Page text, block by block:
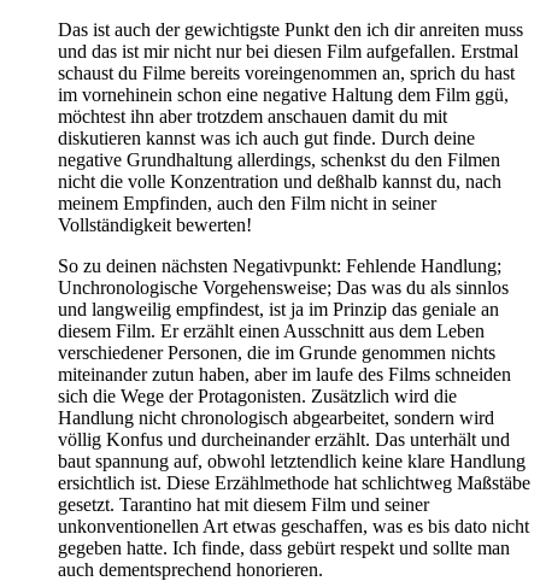
Das ist auch der gewichtigste Punkt den ich dir anreiten muss
und das ist mir nicht nur bei diesen Film aufgefallen. Erstmal
schaust du Filme bereits voreingenommen an, sprich du hast
im vornehinein schon eine negative Haltung dem Film ggü,
möchtest ihn aber trotzdem anschauen damit du mit
diskutieren kannst was ich auch gut finde. Durch deine
negative Grundhaltung allerdings, schenkst du den Filmen
nicht die volle Konzentration und deßhalb kannst du, nach
meinem Empfinden, auch den Film nicht in seiner
Vollständigkeit bewerten!
So zu deinen nächsten Negativpunkt: Fehlende Handlung;
Unchronologische Vorgehensweise; Das was du als sinnlos
und langweilig empfindest, ist ja im Prinzip das geniale an
diesem Film. Er erzählt einen Ausschnitt aus dem Leben
verschiedener Personen, die im Grunde genommen nichts
miteinander zutun haben, aber im laufe des Films schneiden
sich die Wege der Protagonisten. Zusätzlich wird die
Handlung nicht chronologisch abgearbeitet, sondern wird
völlig Konfus und durcheinander erzählt. Das unterhält und
baut spannung auf, obwohl letztendlich keine klare Handlung
ersichtlich ist. Diese Erzählmethode hat schlichtweg Maßstäbe
gesetzt. Tarantino hat mit diesem Film und seiner
unkonventionellen Art etwas geschaffen, was es bis dato nicht
gegeben hatte. Ich finde, dass gebürt respekt und sollte man
auch dementsprechend honorieren.